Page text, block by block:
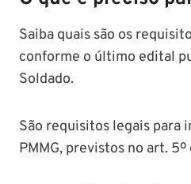
Saiba quais são os
conforme o último edital
Soldado.
São requisitos legais para
PMMG, previstos no art.